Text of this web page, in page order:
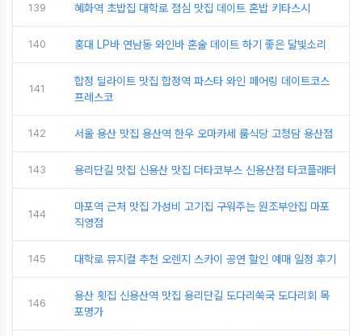
139 혜화역 초밥집 대학로 점심 맛집 데이트 혼밥 키타스시
140 홍대 LP바 연남동 와인바 혼술 데이트 하기 좋은 달빛소리
141
합정 딜라이트 맛집 합정역 파스타 와인 페어링 데이트코스
프레스코
142 서울 용산 맛집 용산역 한우 오마카세 룸식당 고청담 용산점
143 용리단길 맛집 신용산 맛집 더타코부스 신용산점 타코플래터
144
마포역 근처 맛집 가성비 고기집 구워주는 원조부안집 마포
직영점
145 대학로 뮤지컬 추천 오렌지 스카이 공연 할인 예매 일정 후기
146
용산 횟집 신용산역 맛집 용리단길 도다리쑥국 도다리회 목
포명가